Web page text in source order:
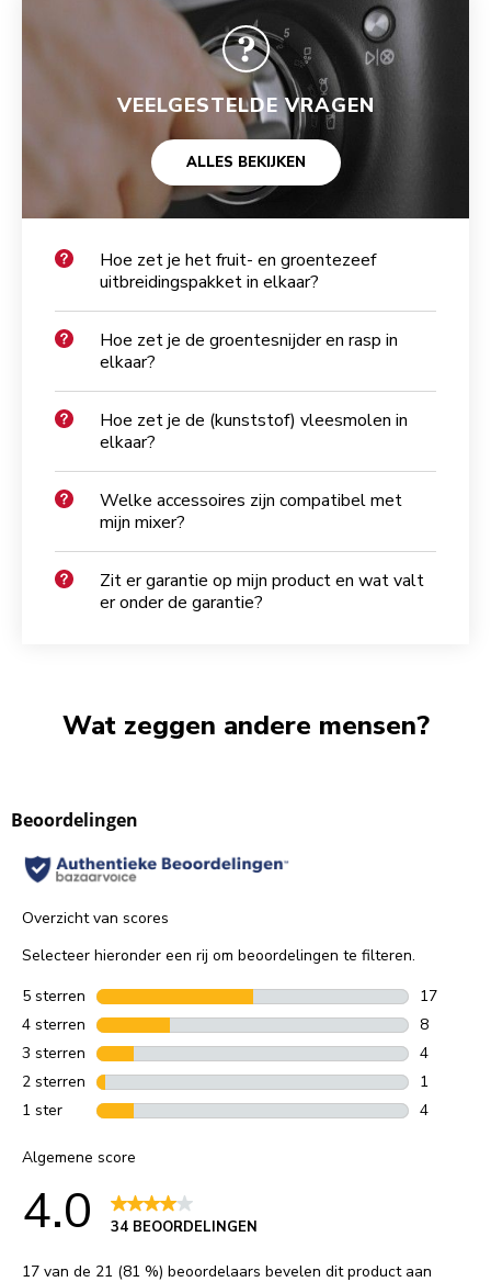
VEELGESTELDE VRAGEN
ALLES BEKIJKEN
Hoe zet je het fruit- en groentezeef
uitbreidingspakket in elkaar?
Hoe zet je de groentesnijder en rasp in
elkaar?
Hoe zet je de (kunststof) vleesmolen in
elkaar?
Welke accessoires zijn compatibel met
mijn mixer?
Zit er garantie op mijn product en wat valt
er onder de garantie?
Wat zeggen andere mensen?